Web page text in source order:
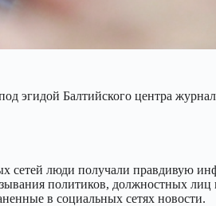
эгидой Балтийского центра
сетей люди получали правдивую
политиков, должностных
в социальных сетях новости.